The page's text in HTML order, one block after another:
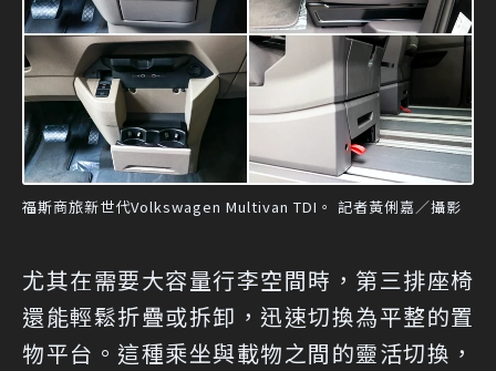
福斯商旅新世代Volkswagen Multivan TDI。 記者黃俐嘉／攝影
尤其在需要大容量行李空間時，第三排座椅
還能輕鬆折疊或拆卸，迅速切換為平整的置
物平台。這種乘坐與載物之間的靈活切換，